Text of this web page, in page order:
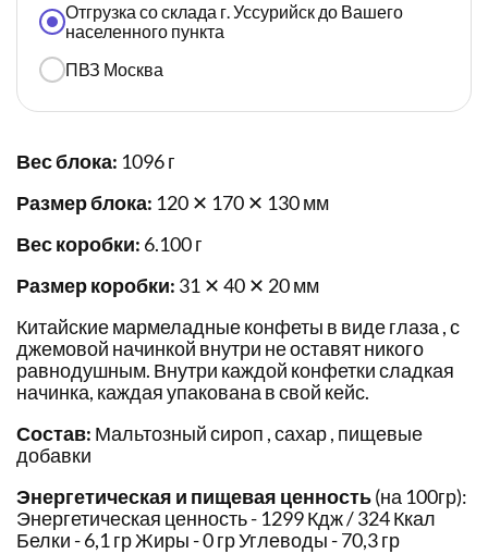
Отгрузка со склада г. Уссурийск до Вашего
населенного пункта
ПВЗ Москва
Вес блока: 1096 г
Размер блока: 120 ✕ 170 ✕ 130 мм
Вес коробки: 6.100 г
Размер коробки: 31 ✕ 40 ✕ 20 мм
Китайские мармеладные конфеты в виде глаза , с
джемовой начинкой внутри не оставят никого
равнодушным. Внутри каждой конфетки сладкая
начинка, каждая упакована в свой кейс.
Состав: Мальтозный сироп , сахар , пищевые
добавки
Энергетическая и пищевая ценность(на 100гр):
Энергетическая ценность - 1299 Кдж / 324 Ккал
Белки - 6,1 гр Жиры - 0 гр Углеводы - 70,3 гр